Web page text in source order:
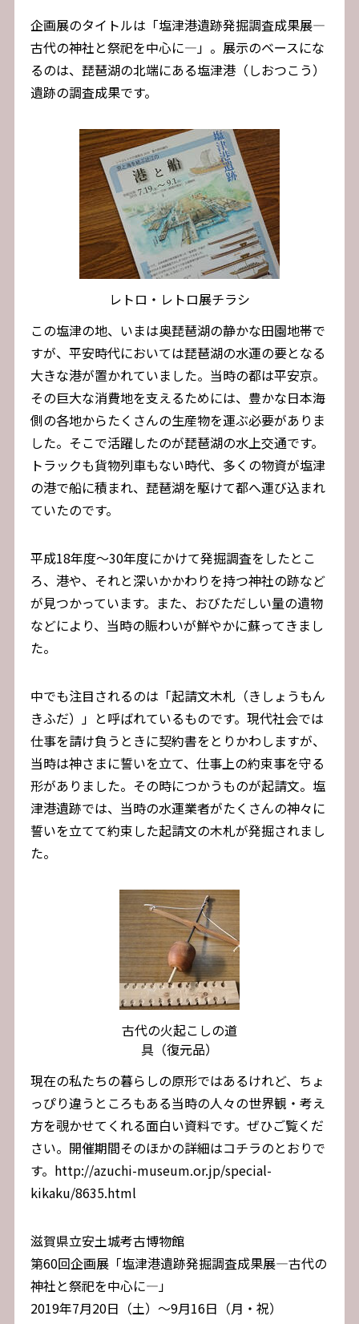
企画展のタイトルは「塩津港遺跡発掘調査成果展―
古代の神社と祭祀を中心に―」。展示のベースにな
るのは、琵琶湖の北端にある塩津港（しおつこう）
遺跡の調査成果です。
レトロ・レトロ展チラシ
この塩津の地、いまは奥琵琶湖の静かな田園地帯で
すが、平安時代においては琵琶湖の水運の要となる
大きな港が置かれていました。当時の都は平安京。
その巨大な消費地を支えるためには、豊かな日本海
側の各地からたくさんの生産物を運ぶ必要がありま
した。そこで活躍したのが琵琶湖の水上交通です。
トラックも貨物列車もない時代、多くの物資が塩津
の港で船に積まれ、琵琶湖を駆けて都へ運び込まれ
ていたのです。
平成18年度～30年度にかけて発掘調査をしたとこ
ろ、港や、それと深いかかわりを持つ神社の跡など
が見つかっています。また、おびただしい量の遺物
などにより、当時の賑わいが鮮やかに蘇ってきまし
た。
中でも注目されるのは「起請文木札（きしょうもん
きふだ）」と呼ばれているものです。現代社会では
仕事を請け負うときに契約書をとりかわしますが、
当時は神さまに誓いを立て、仕事上の約束事を守る
形がありました。その時につかうものが起請文。塩
津港遺跡では、当時の水運業者がたくさんの神々に
誓いを立てて約束した起請文の木札が発掘されまし
た。
古代の火起こしの道
具（復元品）
現在の私たちの暮らしの原形ではあるけれど、ちょ
っぴり違うところもある当時の人々の世界観・考え
方を覗かせてくれる面白い資料です。ぜひご覧くだ
さい。開催期間そのほかの詳細はコチラのとおりで
す。http://azuchi-museum.or.jp/special-
kikaku/8635.html
滋賀県立安土城考古博物館
第60回企画展「塩津港遺跡発掘調査成果展―古代の
神社と祭祀を中心に―」
2019年7月20日（土）～9月16日（月・祝）